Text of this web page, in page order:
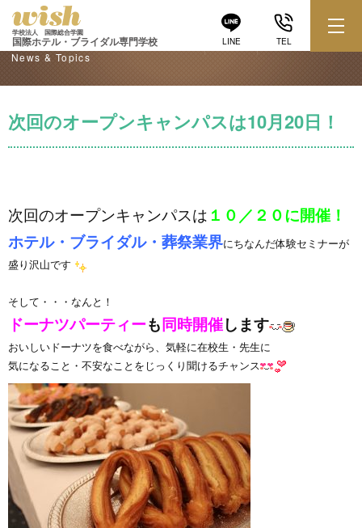
LINE TEL
学校法人 国際総合学園
国際ホテル・ブライダル専門学校
学校からのお知らせ
News & Topics
次回のオープンキャンパスは10月20日！
次回のオープンキャンパスは １０／２０に開催！
ホテル・ブライダル・葬祭業界にちなんだ体験セミナーが
盛り沢山です
そして・・・なんと！
ドーナツパーティーも同時開催します
おいしいドーナツを食べながら、気軽に在校生・先生に
気になること・不安なことをじっくり聞けるチャンス